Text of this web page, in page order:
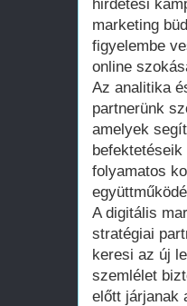
hirdetési
marketing
figyelembe
online
Az analitika
partnerünk
amelyek
folyamatos
A digitális
stratégiai
keresi az új
szemlélet
előtt járjanak